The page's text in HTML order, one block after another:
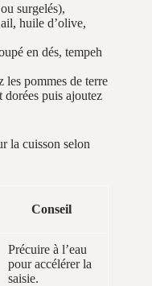
surgelés),
huile d’olive,
en dés, tempeh
les pommes de terre
dorées puis ajoutez
la cuisson selon
Conseil
Précuire à l’eau
pour accélérer la
saisie.